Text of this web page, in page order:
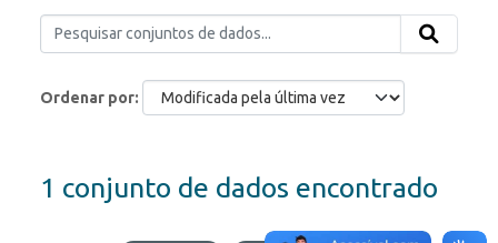
Ordenar por
1 conjunto de dados encontrado